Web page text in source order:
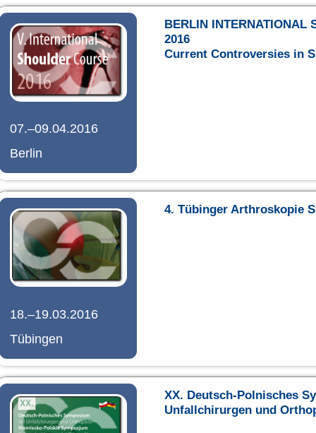
07.–09.04.2016
Berlin
BERLIN INTERNATIONAL
2016
Current Controversies in
18.–19.03.2016
Tübingen
4. Tübinger Arthroskopie
XX. Deutsch-Polnisches
Unfallchirurgen und